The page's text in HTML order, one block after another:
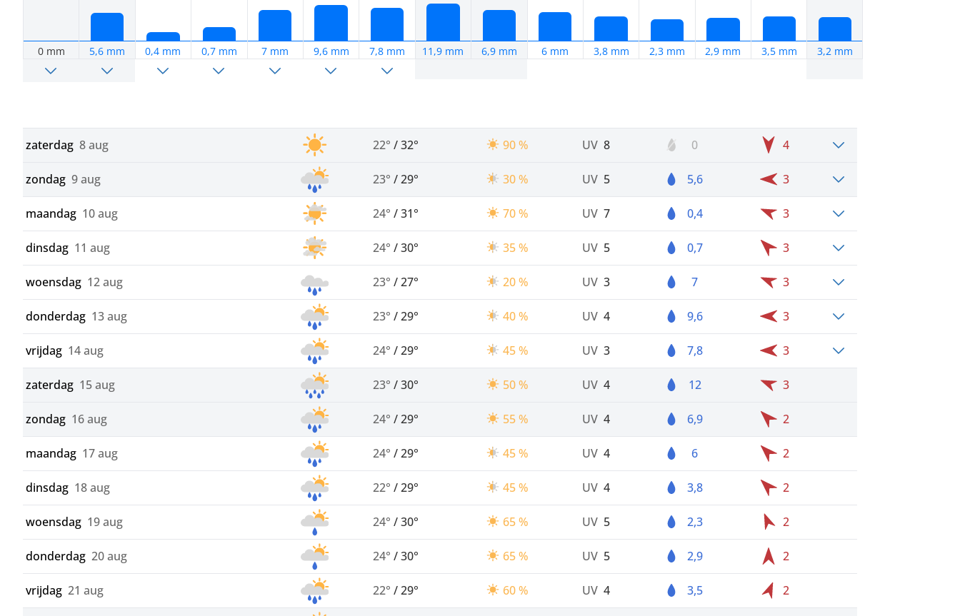
0 mm 5,6 mm 0,4 mm 0,7 mm 7 mm 9,6 mm 7,8 mm 11,9 mm 6,9 mm 6 mm 3,8 mm 2,3 mm 2,9 mm 3,5 mm 3,2 mm
zaterdag 8 aug 22° /32° 90 % UV 8 0 4
zondag 9 aug 23° /29° 30 % UV 5 5,6 3
maandag 10 aug 24° /31° 70 % UV 7 0,4 3
dinsdag 11 aug 24° /30° 35 % UV 5 0,7 3
woensdag 12 aug 23° /27° 20 % UV 3 7 3
donderdag 13 aug 23° /29° 40 % UV 4 9,6 3
vrijdag 14 aug 24° /29° 45 % UV 3 7,8 3
zaterdag 15 aug 23° /30° 50 % UV 4 12 3
zondag 16 aug 24° /29° 55 % UV 4 6,9 2
maandag 17 aug 24° /29° 45 % UV 4 6 2
dinsdag 18 aug 22° /29° 45 % UV 4 3,8 2
woensdag 19 aug 24° /30° 65 % UV 5 2,3 2
donderdag 20 aug 24° /30° 65 % UV 5 2,9 2
vrijdag 21 aug 22° /29° 60 % UV 4 3,5 2